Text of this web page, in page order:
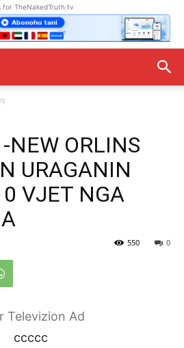
for TheNakedTruth.tv
NEW ORLINS
URAGANIN
VJET NGA
0
550
Televizion Ad
ccccc